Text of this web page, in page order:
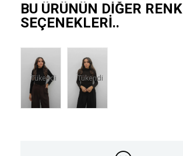
BU ÜRÜNÜN DIĞER RENK
SEÇENEKLERI..
Tükendi Tükendi